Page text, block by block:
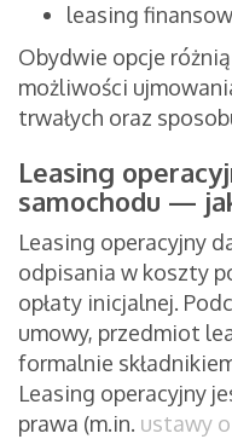
leasing
Obydwie opcje
możliwości
trwałych oraz
Leasing
samochodu —
Leasing operacyjny
odpisania w koszty
opłaty inicjalnej.
umowy, przedmiot
formalnie
Leasing operacyjny
prawa (m.in. ustawy o